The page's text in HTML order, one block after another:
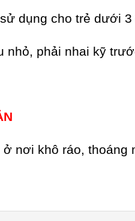
dụng cho trẻ dưới 3
nhỏ, phải nhai kỹ
ở nơi khô ráo, thoáng